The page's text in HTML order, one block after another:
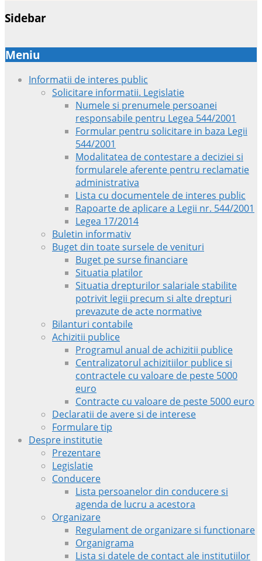
Sidebar
Meniu
Informatii de interes public
Solicitare informatii. Legislatie
Numele si prenumele persoanei
responsabile pentru Legea 544/2001
Formular pentru solicitare in baza Legii
544/2001
Modalitatea de contestare a deciziei si
formularele aferente pentru reclamatie
administrativa
Lista cu documentele de interes public
Rapoarte de aplicare a Legii nr. 544/2001
Legea 17/2014
Buletin informativ
Buget din toate sursele de venituri
Buget pe surse financiare
Situatia platilor
Situatia drepturilor salariale stabilite
potrivit legii precum si alte drepturi
prevazute de acte normative
Bilanturi contabile
Achizitii publice
Programul anual de achizitii publice
Centralizatorul achizitiilor publice si
contractele cu valoare de peste 5000
euro
Contracte cu valoare de peste 5000 euro
Declaratii de avere si de interese
Formulare tip
Despre institutie
Prezentare
Legislatie
Conducere
Lista persoanelor din conducere si
agenda de lucru a acestora
Organizare
Regulament de organizare si functionare
Organigrama
Lista si datele de contact ale institutiilor